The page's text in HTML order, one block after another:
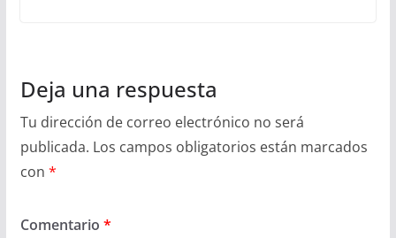
Deja una respuesta
Tu dirección de correo electrónico no será
publicada. Los campos obligatorios están marcados
con *
Comentario *